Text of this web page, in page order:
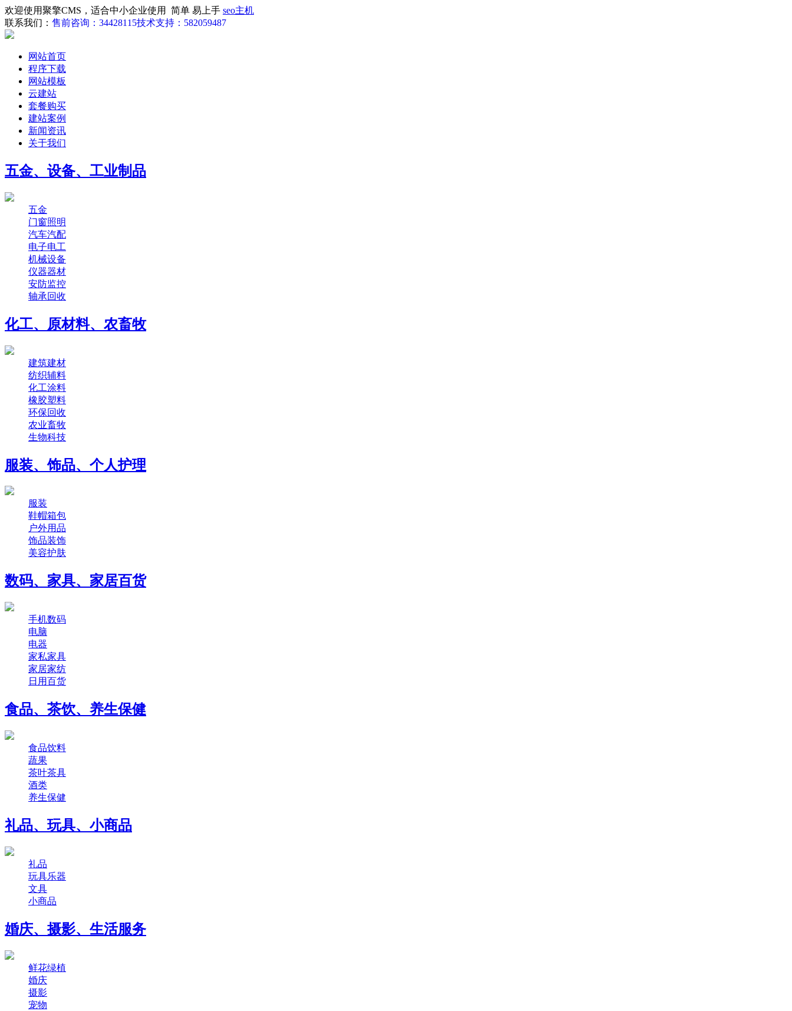
欢迎使用聚擎CMS，适合中小企业使用 简单 易上手 seo主机
联系我们： 售前咨询：34428115技术支持：582059487
网站首页
程序下载
网站模板
云建站
套餐购买
建站案例
新闻资讯
关于我们
五金、设备、工业制品
五金
门窗照明
汽车汽配
电子电工
机械设备
仪器器材
安防监控
轴承回收
化工、原材料、农畜牧
建筑建材
纺织辅料
化工涂料
橡胶塑料
环保回收
农业畜牧
生物科技
服装、饰品、个人护理
服装
鞋帽箱包
户外用品
饰品装饰
美容护肤
数码、家具、家居百货
手机数码
电脑
电器
家私家具
家居家纺
日用百货
食品、茶饮、养生保健
食品饮料
蔬果
茶叶茶具
酒类
养生保健
礼品、玩具、小商品
礼品
玩具乐器
文具
小商品
婚庆、摄影、生活服务
鲜花绿植
婚庆
摄影
宠物